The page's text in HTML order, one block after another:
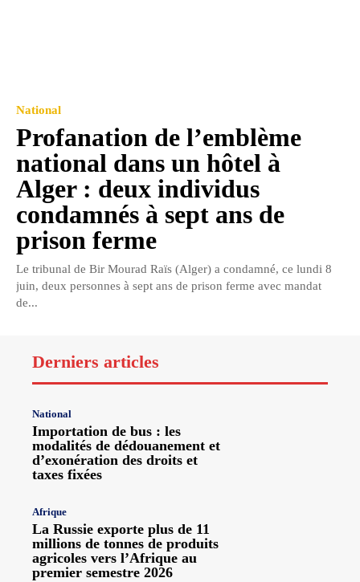
National
Profanation de l’emblème
national dans un hôtel à
Alger : deux individus
condamnés à sept ans de
prison ferme
Le tribunal de Bir Mourad Raïs (Alger) a condamné, ce lundi 8
juin, deux personnes à sept ans de prison ferme avec mandat
de...
Derniers articles
National
Importation de bus : les
modalités de dédouanement et
d’exonération des droits et
taxes fixées
Afrique
La Russie exporte plus de 11
millions de tonnes de produits
agricoles vers l’Afrique au
premier semestre 2026